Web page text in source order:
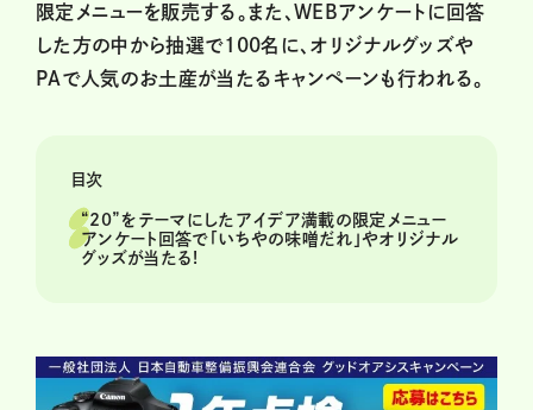
限定メニューを販売する。また、WEBアンケートに回答
した方の中から抽選で100名に、オリジナルグッズや
PAで人気のお土産が当たるキャンペーンも行われる。
目次
“20”をテーマにしたアイデア満載の限定メニュー
アンケート回答で「いちやの味噌だれ」やオリジナル
グッズが当たる!